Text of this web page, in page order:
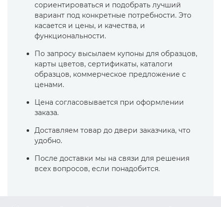
сориентироваться и подобрать лучший
вариант под конкретные потребности. Это
касается и цены, и качества, и
функциональности.
По запросу высылаем купоны для образцов,
карты цветов, сертификаты, каталоги
образцов, коммерческое предложение с
ценами.
Цена согласовывается при оформлении
заказа.
Доставляем товар до двери заказчика, что
удобно.
После доставки мы на связи для решения
всех вопросов, если понадобится.